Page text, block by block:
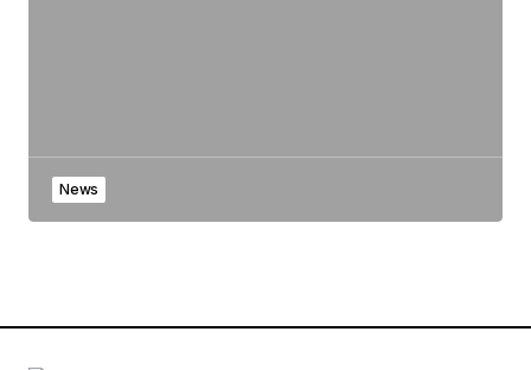
News